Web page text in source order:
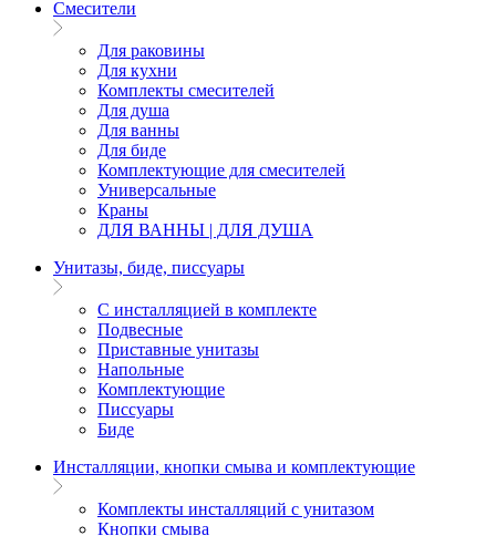
Смесители
Для раковины
Для кухни
Комплекты смесителей
Для душа
Для ванны
Для биде
Комплектующие для смесителей
Универсальные
Краны
ДЛЯ ВАННЫ | ДЛЯ ДУША
Унитазы, биде, писсуары
С инсталляцией в комплекте
Подвесные
Приставные унитазы
Напольные
Комплектующие
Писсуары
Биде
Инсталляции, кнопки смыва и комплектующие
Комплекты инсталляций с унитазом
Кнопки смыва